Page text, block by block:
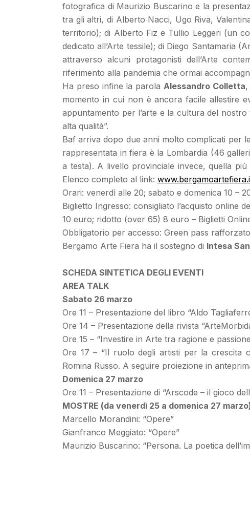
fotografica di Maurizio Buscarino e la
tra gli altri, di Alberto Nacci, Ugo Riva,
territorio); di Alberto Fiz e Tullio Leggeri (un
dedicato all’Arte tessile); di Diego Santamaria
attraverso alcuni protagonisti dell’Arte
riferimento alla pandemia che ormai
Ha preso infine la parola Alessandro Colletta,
momento in cui non è ancora facile allestire
appuntamento per l’arte e la cultura del
alta qualità”.
Baf arriva dopo due anni molto complicati per
rappresentata in fiera è la Lombardia (46
a testa). A livello provinciale invece, quella
Elenco completo al link:
Orari: venerdì alle 20; sabato e domenica 10 –
Biglietto Ingresso: consigliato l’acquisto online
10 euro; ridotto (over 65) 8 euro – Biglietti
Obbligatorio per accesso: Green pass
Bergamo Arte Fiera ha il sostegno di Intesa
SCHEDA SINTETICA DEGLI EVENTI
AREA TALK
Sabato 26 marzo
Ore 11 – Presentazione del libro “Aldo
Ore 14 – Presentazione della rivista
Ore 15 – “Investire in Arte tra ragione e
Ore 17 – “Il ruolo degli artisti per la crescita
Romina Russo. A seguire proiezione in
Domenica 27 marzo
Ore 11 – Presentazione di “Arscode – il gioco
MOSTRE (da venerdì 25 a domenica 27
Marcello Morandini: “Opere”
Gianfranco Meggiato: “Opere”
Maurizio Buscarino: “Persona. La poetica